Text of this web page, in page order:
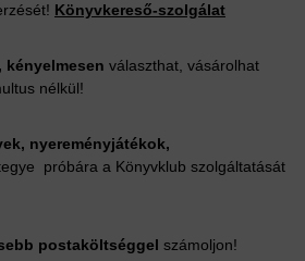
Könyvkereső-szolgálat
kényelmesen választhat, vásárolhat
nélkül!
nyereményjátékok,
próbára a Könyvklub szolgáltatását
postaköltséggel számoljon!